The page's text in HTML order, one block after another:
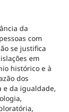
da
com
se justifica
em
histórico e à
dos
e da igualdade,